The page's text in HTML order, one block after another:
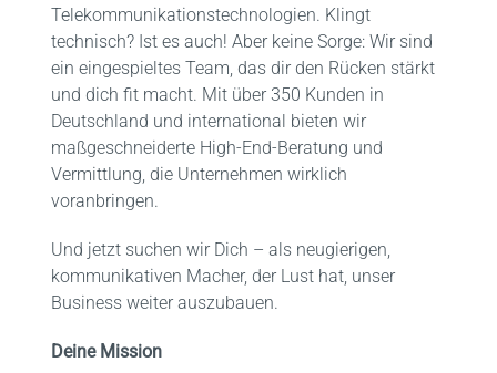
Telekommunikationstechnologien. Klingt
technisch? Ist es auch! Aber keine Sorge: Wir sind
ein eingespieltes Team, das dir den Rücken stärkt
und dich fit macht. Mit über 350 Kunden in
Deutschland und international bieten wir
maßgeschneiderte High-End-Beratung und
Vermittlung, die Unternehmen wirklich
voranbringen.
Und jetzt suchen wir Dich – als neugierigen,
kommunikativen Macher, der Lust hat, unser
Business weiter auszubauen.
Deine Mission